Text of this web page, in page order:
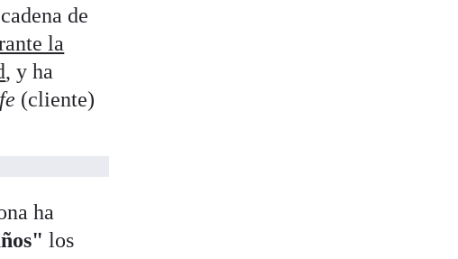
de
la
, y ha
(cliente)
ha
los